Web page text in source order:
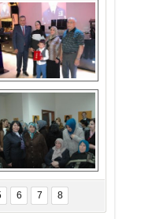
Kaymakamlıktan
iftar yemeği
NERGÜL
YILDIRIM SEÇİM
BÜROSUNU AÇTI
6 7 8